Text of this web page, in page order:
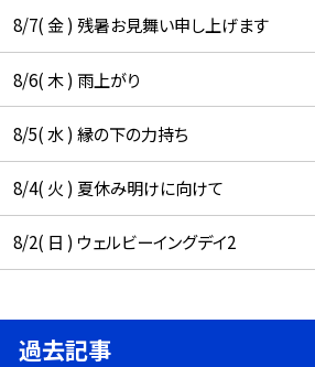
8/7( 金 ) 残暑お見舞い申し上げます
8/6( 木 ) 雨上がり
8/5( 水 ) 縁の下の力持ち
8/4( 火 ) 夏休み明けに向けて
8/2( 日 ) ウェルビーイングデイ2
過去記事